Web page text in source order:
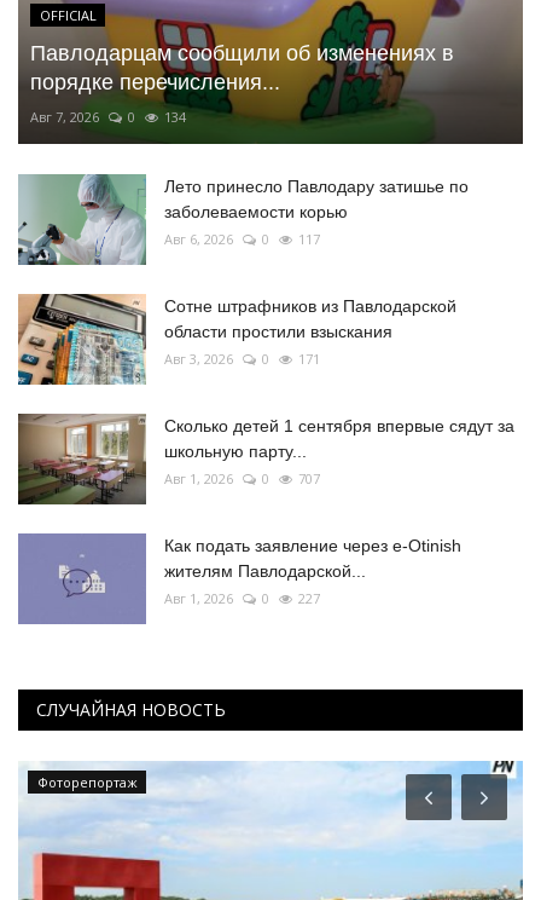
OFFICIAL
Павлодарцам сообщили об изменениях в
порядке перечисления...
Авг 7, 2026 0 134
Лето принесло Павлодару затишье по
заболеваемости корью
Авг 6, 2026 0 117
Сотне штрафников из Павлодарской
области простили взыскания
Авг 3, 2026 0 171
Сколько детей 1 сентября впервые сядут за
школьную парту...
Авг 1, 2026 0 707
Как подать заявление через e-Otinish
жителям Павлодарской...
Авг 1, 2026 0 227
СЛУЧАЙНАЯ НОВОСТЬ
Фоторепортаж